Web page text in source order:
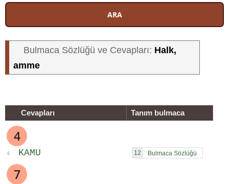
ARA
Bulmaca Sözlüğü ve Cevapları: Halk,
amme
Cevapları Tanım bulmaca
4
4 KAMU 12
7